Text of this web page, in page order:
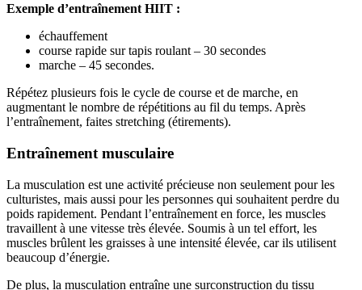
Exemple d’entraînement HIIT :
échauffement
course rapide sur tapis roulant – 30 secondes
marche – 45 secondes.
Répétez plusieurs fois le cycle de course et de marche, en
augmentant le nombre de répétitions au fil du temps. Après
l’entraînement, faites stretching (étirements).
Entraînement musculaire
La musculation est une activité précieuse non seulement pour les
culturistes, mais aussi pour les personnes qui souhaitent perdre du
poids rapidement. Pendant l’entraînement en force, les muscles
travaillent à une vitesse très élevée. Soumis à un tel effort, les
muscles brûlent les graisses à une intensité élevée, car ils utilisent
beaucoup d’énergie.
De plus, la musculation entraîne une surconstruction du tissu